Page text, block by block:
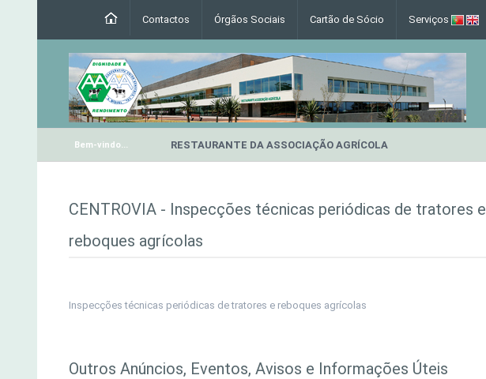
Contactos Órgãos Sociais Cartão de Sócio Serviços
Bem-vindo... RESTAURANTE DA ASSOCIAÇÃO AGRÍCOLA
CENTROVIA - Inspecções técnicas periódicas de tratores e
reboques agrícolas
Inspecções técnicas periódicas de tratores e reboques agrícolas
Outros Anúncios, Eventos, Avisos e Informações Úteis